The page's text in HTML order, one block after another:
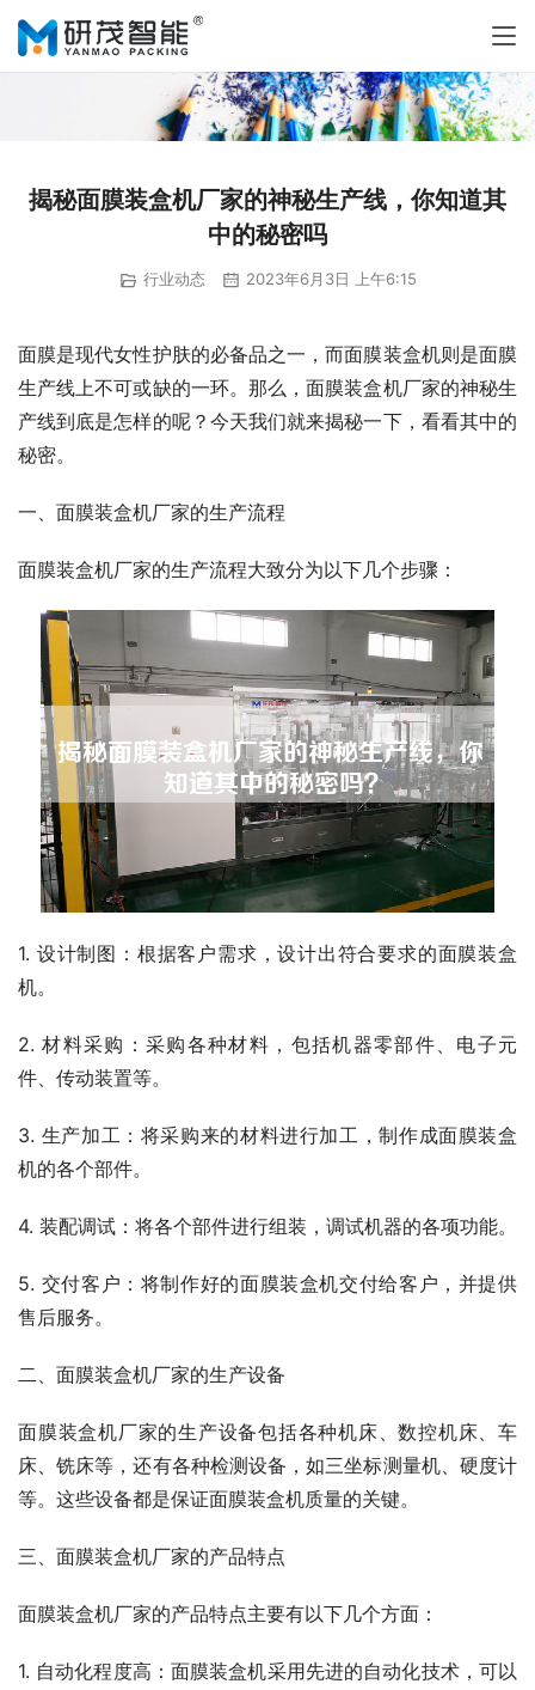
揭秘面膜装盒机厂家的神秘生产线，你知道其
中的秘密吗
行业动态 2023年6月3日 上午6:15
面膜是现代女性护肤的必备品之一，而面膜装盒机则是面膜
生产线上不可或缺的一环。那么，面膜装盒机厂家的神秘生
产线到底是怎样的呢？今天我们就来揭秘一下，看看其中的
秘密。
一、面膜装盒机厂家的生产流程
面膜装盒机厂家的生产流程大致分为以下几个步骤：
1. 设计制图：根据客户需求，设计出符合要求的面膜装盒
机。
2. 材料采购：采购各种材料，包括机器零部件、电子元
件、传动装置等。
3. 生产加工：将采购来的材料进行加工，制作成面膜装盒
机的各个部件。
4. 装配调试：将各个部件进行组装，调试机器的各项功能。
5. 交付客户：将制作好的面膜装盒机交付给客户，并提供
售后服务。
二、面膜装盒机厂家的生产设备
面膜装盒机厂家的生产设备包括各种机床、数控机床、车
床、铣床等，还有各种检测设备，如三坐标测量机、硬度计
等。这些设备都是保证面膜装盒机质量的关键。
三、面膜装盒机厂家的产品特点
面膜装盒机厂家的产品特点主要有以下几个方面：
1. 自动化程度高：面膜装盒机采用先进的自动化技术，可以